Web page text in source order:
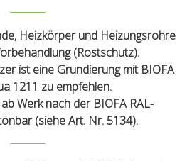
Heizkörper und Heizungsrohre
(Rostschutz).
ist eine Grundierung mit BIOFA
1211 zu empfehlen.
Werk nach der BIOFA RAL-
(siehe Art. Nr. 5134).